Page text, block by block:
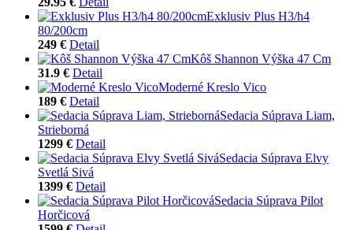
Exklusiv Plus H3/h4
80/200cm
249 € Detail
Kôš Shannon Výška 47 Cm
31.9 € Detail
Moderné Kreslo Vico
189 € Detail
Sedacia Súprava Liam,
Strieborná
1299 € Detail
Sedacia Súprava Elvy
Svetlá Sivá
1399 € Detail
Sedacia Súprava Pilot
Horčicová